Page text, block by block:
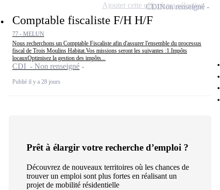
Comptable fiscaliste F/H H/F
77 - MELUN
Nous recherchons un Comptable Fiscaliste afin d'assurer l'ensemble du processus
fiscal de Trois Moulins Habitat.Vos missions seront les suivantes :1.Impôts
locauxOptimisez la gestion des impôts...
CDI - Non renseigné
Publié il y a 28 jours
CDINon renseigné
Ajouter cette offre à ma sélection
Prêt à élargir votre recherche d’emploi ?
Découvrez de nouveaux territoires où les chances de
trouver un emploi sont plus fortes en réalisant un
projet de mobilité résidentielle